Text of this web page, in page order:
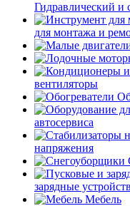
Гидравлический и
для монтажа и
вентиляторы
автосервиса
напряжения
зарядные
Мебель